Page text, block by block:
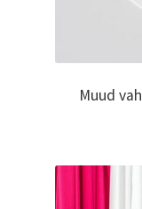
Muud